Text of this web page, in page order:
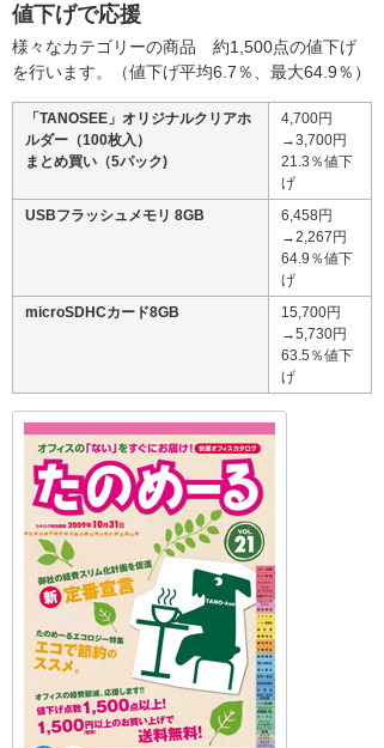
値下げで応援
様々なカテゴリーの商品 約1,500点の値下げ
を行います。（値下げ平均6.7％、最大64.9％）
「TANOSEE」オリジナルクリアホ
ルダー（100枚入）
まとめ買い（5パック)
4,700円
→3,700円
21.3％値下
げ
USBフラッシュメモリ 8GB
6,458円
→2,267円
64.9％値下
げ
microSDHCカード8GB
15,700円
→5,730円
63.5％値下
げ